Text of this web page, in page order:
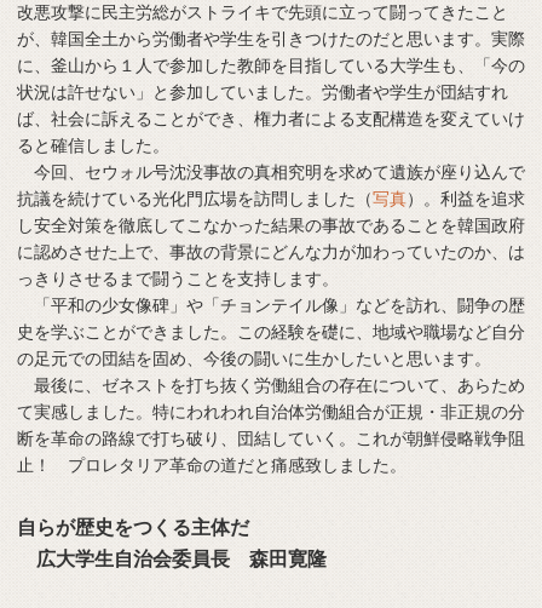
改悪攻撃に民主労総がストライキで先頭に立って闘ってきたこと
が、韓国全土から労働者や学生を引きつけたのだと思います。実際
に、釜山から１人で参加した教師を目指している大学生も、「今の
状況は許せない」と参加していました。労働者や学生が団結すれ
ば、社会に訴えることができ、権力者による支配構造を変えていけ
ると確信しました。
今回、セウォル号沈没事故の真相究明を求めて遺族が座り込んで
抗議を続けている光化門広場を訪問しました（写真）。利益を追求
し安全対策を徹底してこなかった結果の事故であることを韓国政府
に認めさせた上で、事故の背景にどんな力が加わっていたのか、は
っきりさせるまで闘うことを支持します。
「平和の少女像碑」や「チョンテイル像」などを訪れ、闘争の歴
史を学ぶことができました。この経験を礎に、地域や職場など自分
の足元での団結を固め、今後の闘いに生かしたいと思います。
最後に、ゼネストを打ち抜く労働組合の存在について、あらため
て実感しました。特にわれわれ自治体労働組合が正規・非正規の分
断を革命の路線で打ち破り、団結していく。これが朝鮮侵略戦争阻
止！ プロレタリア革命の道だと痛感致しました。
自らが歴史をつくる主体だ
広大学生自治会委員長 森田寛隆